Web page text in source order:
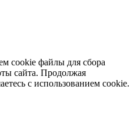
cookie файлы для сбора
сайта. Продолжая
с использованием cookie.